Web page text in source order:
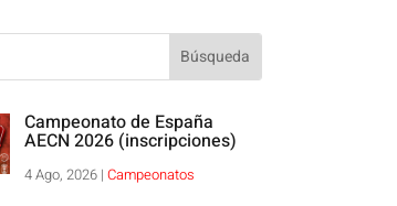
Campeonato de España
AECN 2026 (inscripciones)
4 Ago, 2026| Campeonatos